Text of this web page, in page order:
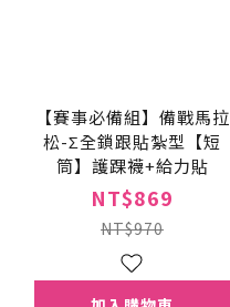
【賽事必備組】備戰馬拉
松-Σ全鎖跟貼紮型【短
筒】護踝襪+給力貼
NT$869
NT$970